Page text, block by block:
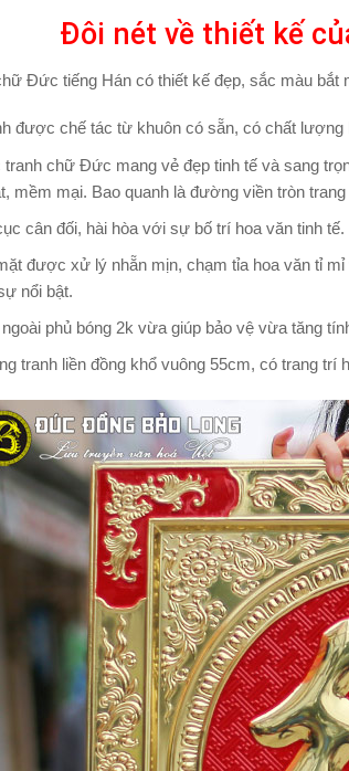
Đôi nét về thiết kế
Đức tiếng Hán có thiết kế đẹp, sắc màu
được chế tác từ khuôn có sẵn, có chất lượng
tranh chữ Đức mang vẻ đẹp tinh tế và sang
mềm mại. Bao quanh là đường viền tròn
cân đối, hài hòa với sự bố trí hoa văn tinh tế.
được xử lý nhẵn mịn, chạm tỉa hoa văn tỉ
nổi bật.
phủ bóng 2k vừa giúp bảo vệ vừa tăng
tranh liền đồng khổ vuông 55cm, có trang trí